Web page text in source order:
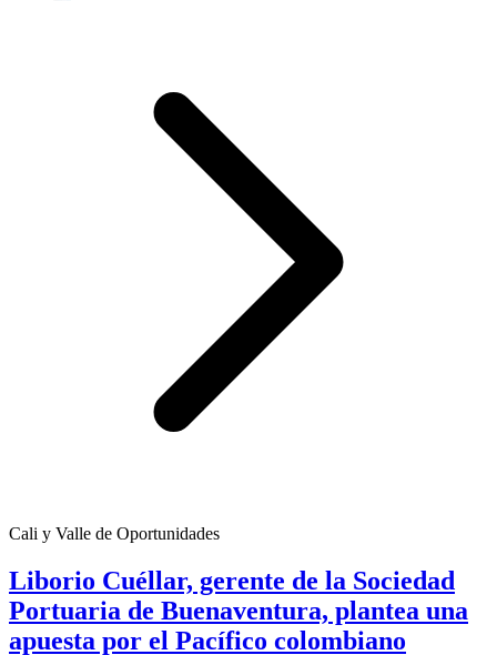
Cali y Valle de Oportunidades
Liborio Cuéllar, gerente de la Sociedad
Portuaria de Buenaventura, plantea una
apuesta por el Pacífico colombiano